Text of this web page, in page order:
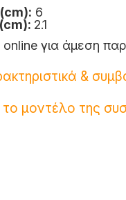
6
2.1
online για άμεση
&
το μοντέλο της